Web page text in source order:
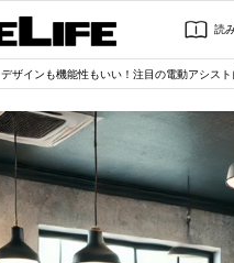
読
デザインも機能性もいい！注目の電動アシス